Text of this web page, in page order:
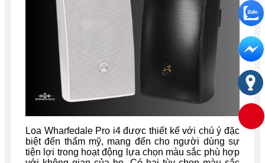
Loa Wharfedale Pro i4 được thiết kế với chú ý đặc
biệt đến thẩm mỹ, mang đến cho người dùng sự
tiện lợi trong hoạt động lựa chọn màu sắc phù hợp